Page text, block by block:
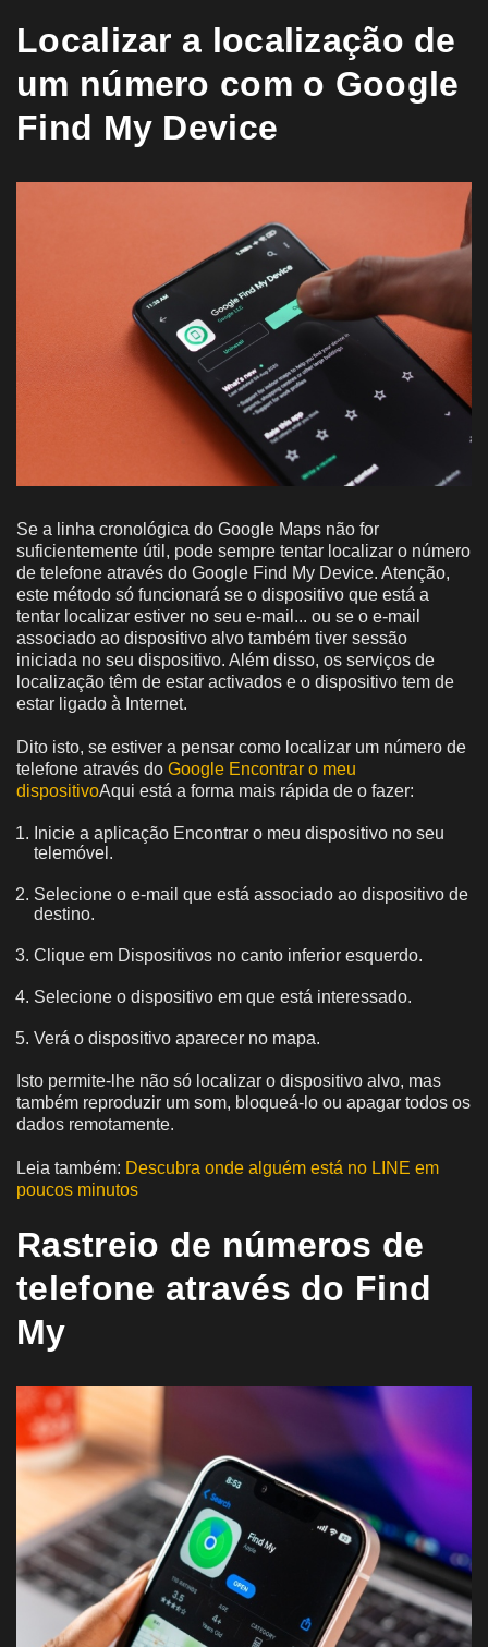
Localizar a localização de
um número com o Google
Find My Device
Se a linha cronológica do Google Maps não for
suficientemente útil, pode sempre tentar localizar o número
de telefone através do Google Find My Device. Atenção,
este método só funcionará se o dispositivo que está a
tentar localizar estiver no seu e-mail... ou se o e-mail
associado ao dispositivo alvo também tiver sessão
iniciada no seu dispositivo. Além disso, os serviços de
localização têm de estar activados e o dispositivo tem de
estar ligado à Internet.
Dito isto, se estiver a pensar como localizar um número de
telefone através do Google Encontrar o meu
dispositivoAqui está a forma mais rápida de o fazer:
Inicie a aplicação Encontrar o meu dispositivo no seu
telemóvel.
Selecione o e-mail que está associado ao dispositivo de
destino.
Clique em Dispositivos no canto inferior esquerdo.
Selecione o dispositivo em que está interessado.
Verá o dispositivo aparecer no mapa.
Isto permite-lhe não só localizar o dispositivo alvo, mas
também reproduzir um som, bloqueá-lo ou apagar todos os
dados remotamente.
Leia também: Descubra onde alguém está no LINE em
poucos minutos
Rastreio de números de
telefone através do Find
My